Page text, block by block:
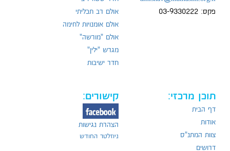
פקס: 03-9330222
אולם רב תכליתי
אולם אומנויות לחימה
אולם "מורשה"
מגרש "ילין"
חדר ישיבות
תוכן מרכזי:
דף הבית
אודות
צוות המתנ"ס
דרושים
קישורים:
הצהרת נגישות
ניוזלטר החודש